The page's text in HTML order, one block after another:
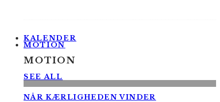
KALENDER
MOTION
MOTION
SEE ALL
NÅR KÆRLIGHEDEN VINDER